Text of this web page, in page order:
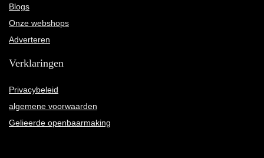
Blogs
Onze webshops
Adverteren
Verklaringen
Privacybeleid
algemene voorwaarden
Gelieerde openbaarmaking